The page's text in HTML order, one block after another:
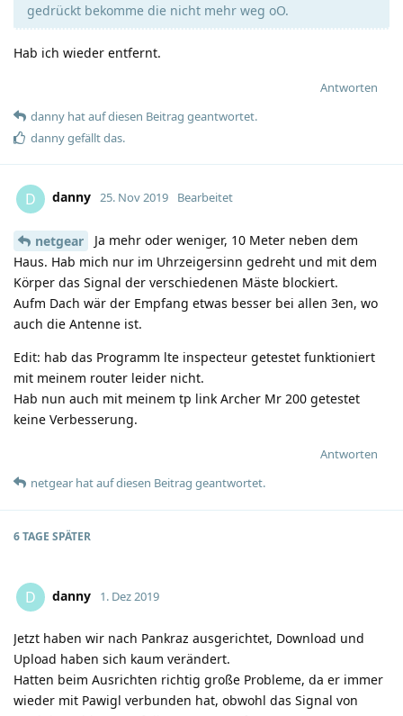
gedrückt bekomme die nicht mehr weg oO.
Hab ich wieder entfernt.
Antworten
danny hatauf diesen Beitrag geantwortet.
dannygefällt das.
D danny 25. Nov 2019 Bearbeitet
netgear
Ja mehr oder weniger, 10 Meter neben dem
Haus. Hab mich nur im Uhrzeigersinn gedreht und mit dem
Körper das Signal der verschiedenen Mäste blockiert.
Aufm Dach wär der Empfang etwas besser bei allen 3en, wo
auch die Antenne ist.
Edit: hab das Programm lte inspecteur getestet funktioniert
mit meinem router leider nicht.
Hab nun auch mit meinem tp link Archer Mr 200 getestet
keine Verbesserung.
Antworten
netgear hatauf diesen Beitrag geantwortet.
6 TAGE SPÄTER
D danny 1. Dez 2019
Jetzt haben wir nach Pankraz ausgerichtet, Download und
Upload haben sich kaum verändert.
Hatten beim Ausrichten richtig große Probleme, da er immer
wieder mit Pawigl verbunden hat, obwohl das Signal von